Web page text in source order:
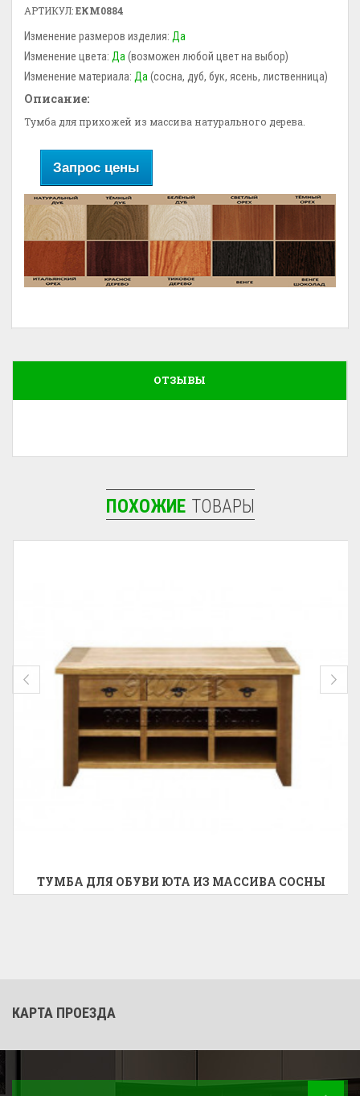
АРТИКУЛ:ЕКМ0884
Изменение размеров изделия: Да
Изменение цвета: Да (возможен любой цвет на выбор)
Изменение материала: Да (сосна, дуб, бук, ясень, лиственница)
Описание:
Тумба для прихожей из массива натурального дерева.
Запрос цены
ОТЗЫВЫ
ПОХОЖИЕ ТОВАРЫ
ТУМБА ДЛЯ ОБУВИ ЮТА ИЗ МАССИВА СОСНЫ
КАРТА ПРОЕЗДА